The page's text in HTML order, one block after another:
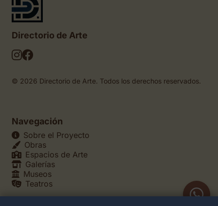
Directorio de Arte
© 2026 Directorio de Arte. Todos los derechos reservados.
Navegación
Sobre el Proyecto
Obras
Espacios de Arte
Galerías
Museos
Teatros